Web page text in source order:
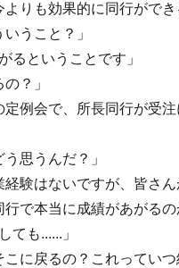
よりも効果的に同行がで
いうこと？」
るということです」
？」
定例会で、所長同行が受
う思うんだ？」
経験はないですが、皆さ
行で本当に成績があがるの
ても......」
こに戻るの？これってい